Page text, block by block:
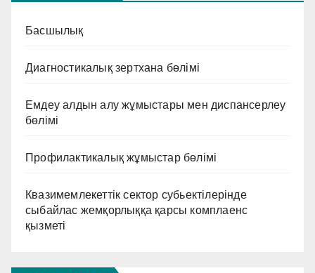
Басшылық
Диагностикалық зертхана бөлімі
Емдеу алдын алу жұмыстары мен диспансерлеу
бөлімі
Профилактикалық жұмыстар бөлімі
Квазимемлекеттік сектор субьектілерінде
сыбайлас жемқорлыққа қарсы комплаенс
қызметі